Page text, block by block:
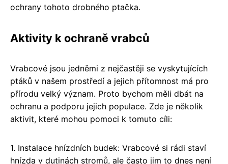
ochrany tohoto drobného ptačka.
Aktivity k ochraně vrabců
Vrabcové jsou jedněmi z nejčastěji se vyskytujících
ptáků v našem prostředí a jejich přítomnost má pro
přírodu velký význam. Proto bychom měli dbát na
ochranu a podporu jejich populace. Zde je několik
aktivit, které mohou pomoci k tomuto cíli:
1. Instalace hnízdních budek: Vrabcové si rádi staví
hnízda v dutinách stromů, ale často jim to dnes není